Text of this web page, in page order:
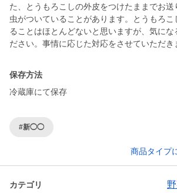
た、とうもろこしの外皮をつけたままでお送
虫がついていることがあります。とうもろこ
ることはほとんどないと思いますが、気にな
保存方法
冷蔵庫にて保存
#新◯◯
商品タイプ
カテゴリ